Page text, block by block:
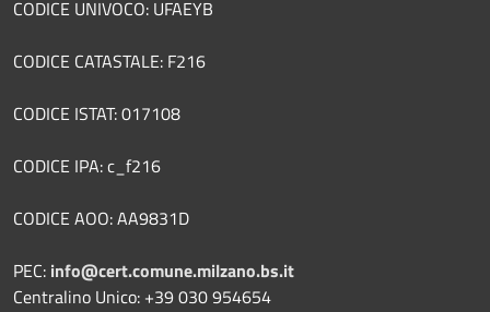
CODICE UNIVOCO: UFAEYB
CODICE CATASTALE: F216
CODICE ISTAT: 017108
CODICE IPA: c_f216
CODICE AOO: AA9831D
PEC: info@cert.comune.milzano.bs.it
Centralino Unico: +39 030 954654